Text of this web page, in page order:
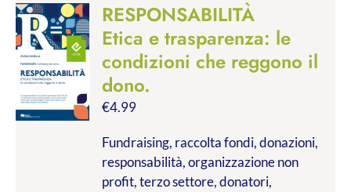
RESPONSABILITÀ
Etica e trasparenza: le
condizioni che reggono il
dono.
€4.99
Fundraising, raccolta fondi, donazioni,
responsabilità, organizzazione non
profit, terzo settore, donatori,